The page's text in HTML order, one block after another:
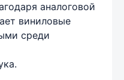
аналоговой
виниловые
среди